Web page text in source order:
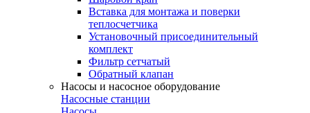
Вставка для монтажа и поверки
теплосчетчика
Установочный присоединительный
комплект
Фильтр сетчатый
Обратный клапан
Насосы и насосное оборудование
Насосные станции